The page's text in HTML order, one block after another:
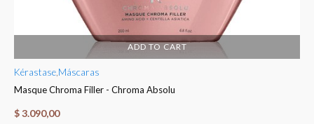
ADD TO CART
Kérastase Máscaras
Masque Chroma Filler - Chroma Absolu
$3.090,00